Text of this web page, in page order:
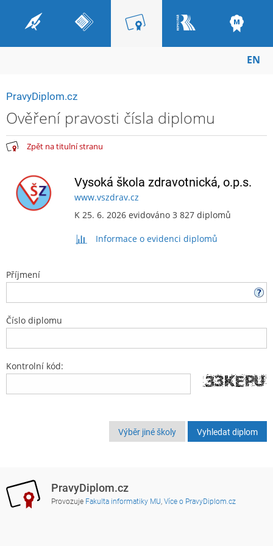
EN
PravyDiplom.cz
Ověření pravosti čísla diplomu
Zpět na titulní stranu
Vysoká škola zdravotnická, o.p.s.
www.vszdrav.cz
K 25. 6. 2026 evidováno 3 827 diplomů
Informace o evidenci diplomů
Příjmení
Číslo diplomu
Kontrolní kód:
Výběr jiné školy
PravyDiplom.cz
Provozuje Fakulta informatiky MU, Více o PravyDiplom.cz